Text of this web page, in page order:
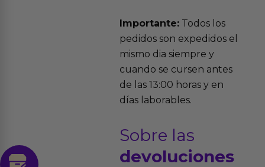
Importante:Todos los
pedidos son expedidos el
mismo dia siempre y
cuando se cursen antes
de las 13:00 horas y en
días laborables.
Sobre las
devoluciones